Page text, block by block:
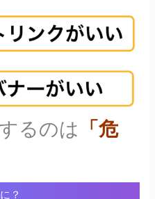
るのは 「危
？